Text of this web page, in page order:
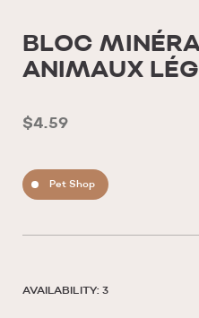
BLOC
ANIMAUX
$4.59
Pet Shop
AVAILABILITY: 3